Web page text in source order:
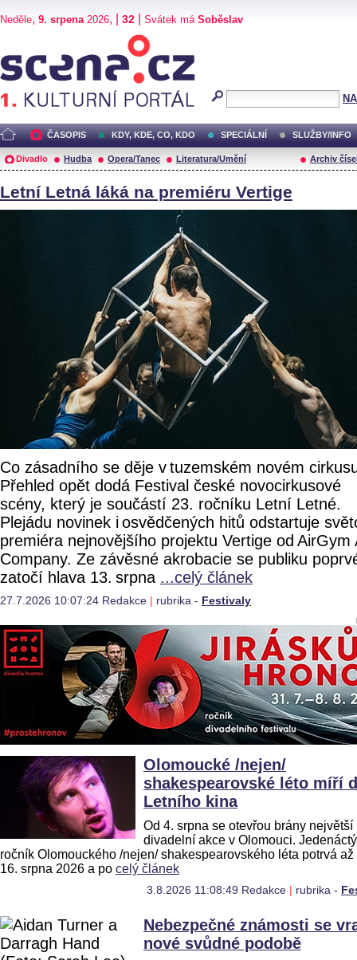
Neděle, 9. srpena2026, | 32 Svátek má Soběslav
ČASOPIS KDY, KDE, CO, KDO SPECIÁLNÍ SLUŽBY/INFO
Divadlo Hudba Opera/Tanec Literatura/Umění Archiv
Letní Letná láká na premiéru Vertige
Co zásadního se děje v tuzemském novém
Přehled opět dodá Festival české novocirkusové
scény, který je součástí 23. ročníku Letní Letné.
Plejádu novinek i osvědčených hitů odstartuje
premiéra nejnovějšího projektu Vertige od AirGym
Company. Ze závěsné akrobacie se publiku
zatočí hlava 13. srpna ...celý článek
27.7.2026 10:07:24 Redakce rubrika - Festivaly
Olomoucké /nejen/
shakespearovské léto míří
Letního kina
Od 4. srpna se otevřou brány největší
divadelní akce v Olomouci. Jedenáctý
ročník Olomouckého /nejen/ shakespearovského léta potrvá až
16. srpna 2026 a po celý článek
3.8.2026 11:08:49 Redakce rubrika -
Nebezpečné známosti se
nové svůdné podobě